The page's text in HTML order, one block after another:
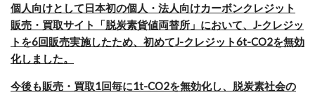
個人向けとして日本初の個人・法人向けカーボンクレジット
販売・買取サイト「脱炭素貨値両替所」において、J-クレジッ
トを6回販売実施したため、初めてJ-クレジット6t-CO2を無効
化しました。
今後も販売・買取1回毎に1t-CO2を無効化し、脱炭素社会の